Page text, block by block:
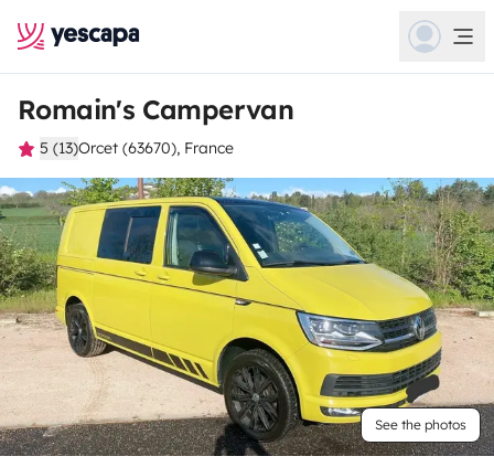
Romain's Campervan
5 (13)Orcet (63670), France
See the photos